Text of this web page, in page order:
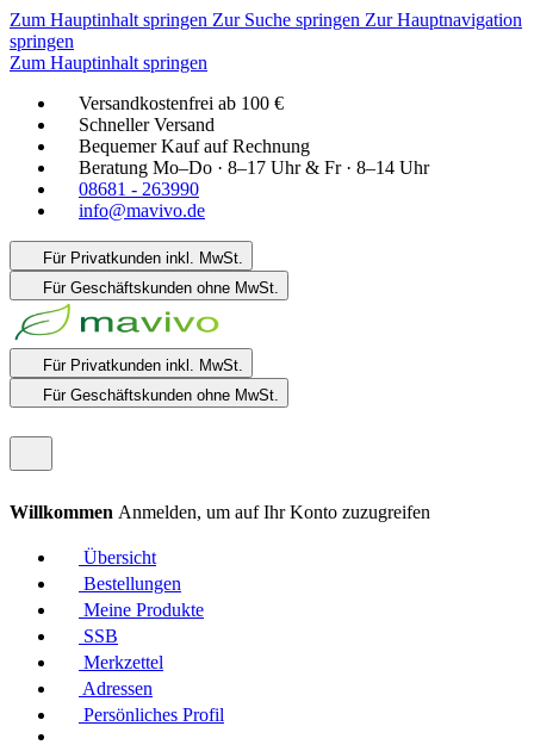
Zum Hauptinhalt springen Zur Suche springen Zur Hauptnavigation
springen
Zum Hauptinhalt springen
Versandkostenfrei ab 100 €
Schneller Versand
Bequemer Kauf auf Rechnung
Beratung Mo–Do · 8–17 Uhr & Fr · 8–14 Uhr
08681 - 263990
info@mavivo.de
Für Privatkunden inkl. MwSt.
Für Geschäftskunden ohne MwSt.
Für Privatkunden inkl. MwSt.
Für Geschäftskunden ohne MwSt.
Willkommen Anmelden, um auf Ihr Konto zuzugreifen
Übersicht
Bestellungen
Meine Produkte
SSB
Merkzettel
Adressen
Persönliches Profil